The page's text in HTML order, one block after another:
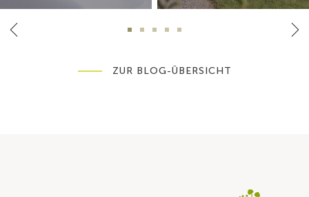
ZUR BLOG-ÜBERSICHT